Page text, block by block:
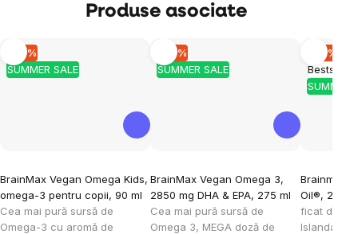
Produse asociate
SUMMER SALE
–10 %
BrainMax Vegan Omega Kids,
omega-3 pentru copii, 90 ml
Cea mai pură sursă de
Omega-3 cu aromă de
medie
a
produsului
SUMMER SALE
–10 %
BrainMax Vegan Omega 3,
2850 mg DHA & EPA, 275 ml
Cea mai pură sursă de
Omega 3, MEGA doză de
medie
a
produsului
Bestseller
SUMMER
–10 %
Brainmax
Oil®, 240
ficat de
Islanda,